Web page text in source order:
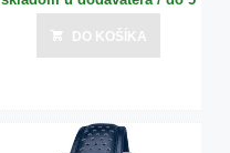
dní
Posledná aktualizácia dnes o 01:01
DO KOŠÍKA